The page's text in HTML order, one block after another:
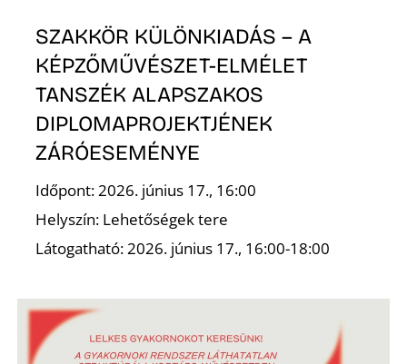
SZAKKÖR KÜLÖNKIADÁS – A
KÉPZŐMŰVÉSZET-ELMÉLET
TANSZÉK ALAPSZAKOS
DIPLOMAPROJEKTJÉNEK
ZÁRÓESEMÉNYE
Időpont: 2026. június 17., 16:00
Helyszín: Lehetőségek tere
Látogatható: 2026. június 17., 16:00-18:00